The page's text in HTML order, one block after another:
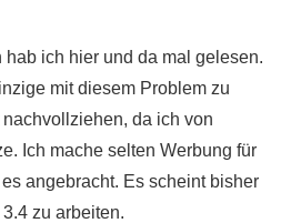
ich hier und da mal gelesen.
mit diesem Problem zu
da ich von
Ich mache selten Werbung für
angebracht. Es scheint bisher
zu arbeiten.